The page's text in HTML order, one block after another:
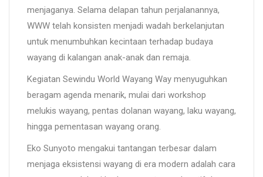
menjaganya. Selama delapan tahun perjalanannya,
WWW telah konsisten menjadi wadah berkelanjutan
untuk menumbuhkan kecintaan terhadap budaya
wayang di kalangan anak-anak dan remaja.
Kegiatan Sewindu World Wayang Way menyuguhkan
beragam agenda menarik, mulai dari workshop
melukis wayang, pentas dolanan wayang, laku wayang,
hingga pementasan wayang orang.
Eko Sunyoto mengakui tantangan terbesar dalam
menjaga eksistensi wayang di era modern adalah cara